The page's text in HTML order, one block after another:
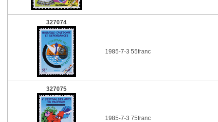
327074
1985-7-3 55franc
327075
1985-7-3 75franc